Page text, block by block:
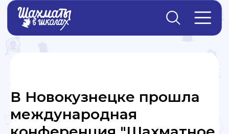
В Новокузнецке прошла
международная